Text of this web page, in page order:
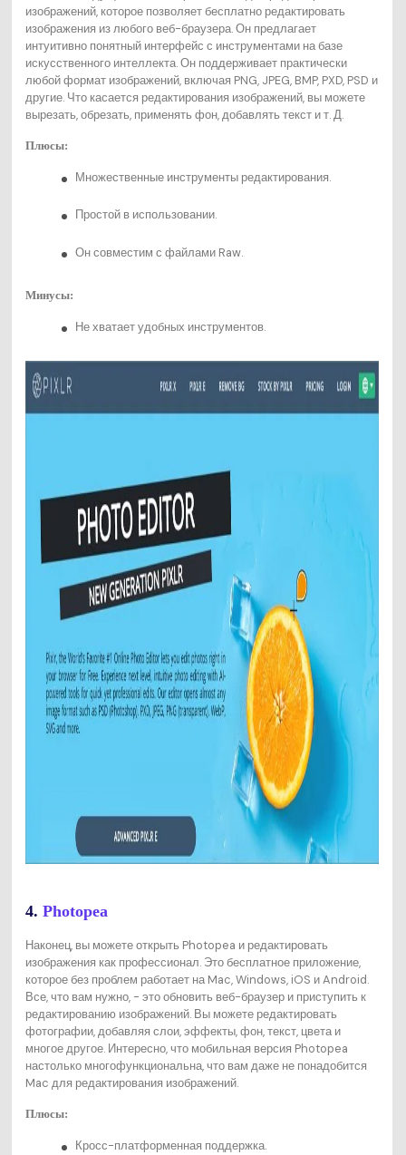
изображений, которое позволяет бесплатно редактировать
изображения из любого веб-браузера. Он предлагает
интуитивно понятный интерфейс с инструментами на базе
искусственного интеллекта. Он поддерживает практически
любой формат изображений, включая PNG, JPEG, BMP, PXD, PSD и
другие. Что касается редактирования изображений, вы можете
вырезать, обрезать, применять фон, добавлять текст и т. Д.
Плюсы:
Множественные инструменты редактирования.
Простой в использовании.
Он совместим с файлами Raw.
Минусы:
Не хватает удобных инструментов.
4. Photopea
Наконец, вы можете открыть Photopea и редактировать
изображения как профессионал. Это бесплатное приложение,
которое без проблем работает на Mac, Windows, iOS и Android.
Все, что вам нужно, - это обновить веб-браузер и приступить к
редактированию изображений. Вы можете редактировать
фотографии, добавляя слои, эффекты, фон, текст, цвета и
многое другое. Интересно, что мобильная версия Photopea
настолько многофункциональна, что вам даже не понадобится
Mac для редактирования изображений.
Плюсы:
Кросс-платформенная поддержка.